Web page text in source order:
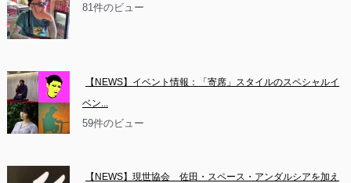
81件のビュー
【NEWS】イベント情報：「寄席」スタイルのスペシャルイ
ベン...
59件のビュー
【NEWS】現世協会　佐田・スペース・アンダルシアを加え